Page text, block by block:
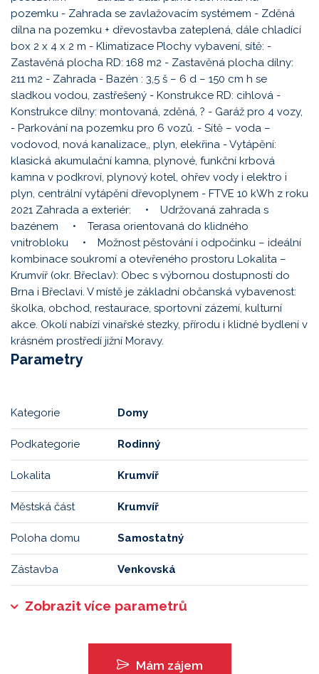
pozemku - Zahrada se zavlažovacím systémem - Zděná
dílna na pozemku + dřevostavba zateplená, dále chladící
box 2 x 4 x 2 m - Klimatizace Plochy vybavení, sítě: -
Zastavěná plocha RD: 168 m2 - Zastavěná plocha dílny:
211 m2 - Zahrada - Bazén : 3,5 š – 6 d – 150 cm h se
sladkou vodou, zastřešený - Konstrukce RD: cihlová -
Konstrukce dílny: montovaná, zděná, ? - Garáž pro 4 vozy,
- Parkování na pozemku pro 6 vozů. - Sítě – voda –
vodovod, nová kanalizace,, plyn, elekřina - Vytápění:
klasická akumulační kamna, plynové, funkční krbová
kamna v podkroví, plynový kotel, ohřev vody i elektro i
plyn, centrální vytápění dřevoplynem - FTVE 10 kWh z roku
2021 Zahrada a exteriér: • Udržovaná zahrada s
bazénem • Terasa orientovaná do klidného
vnitrobloku • Možnost pěstování i odpočinku – ideální
kombinace soukromí a otevřeného prostoru Lokalita –
Krumvíř (okr. Břeclav): Obec s výbornou dostupností do
Brna i Břeclavi. V místě je základní občanská vybavenost:
školka, obchod, restaurace, sportovní zázemí, kulturní
akce. Okolí nabízí vinařské stezky, přírodu i klidné bydlení v
krásném prostředí jižní Moravy.
Parametry
Kategorie Domy
Podkategorie Rodinný
Lokalita Krumvíř
Městská část Krumvíř
Poloha domu Samostatný
Zástavba Venkovská
Zobrazit více parametrů
Mám zájem